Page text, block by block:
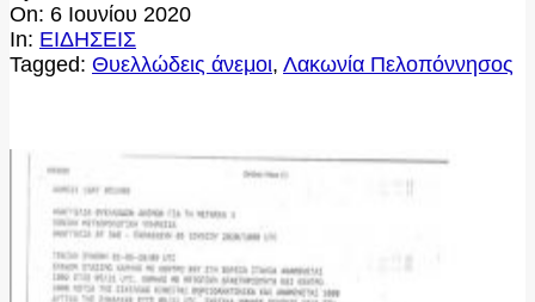
On: 6 Ιουνίου 2020
In: ΕΙΔΗΣΕΙΣ
Tagged: Θυελλώδεις άνεμοι, Λακωνία Πελοπόννησος